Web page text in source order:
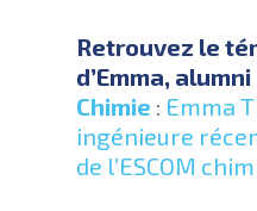
Retrouvez le
d’Emma, alumni
Chimie : Emma
ingénieure
de l’ESCOM